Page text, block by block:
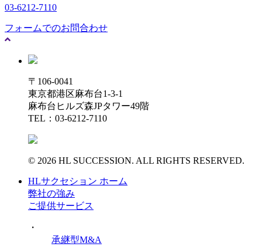
03-6212-7110
フォームでのお問合わせ
〒106-0041
東京都港区麻布台1-3-1
麻布台ヒルズ森JPタワー49階
TEL：03-6212-7110
© 2026 HL SUCCESSION. ALL RIGHTS RESERVED.
HLサクセション ホーム
弊社の強み
ご提供サービス
・
承継型M&A